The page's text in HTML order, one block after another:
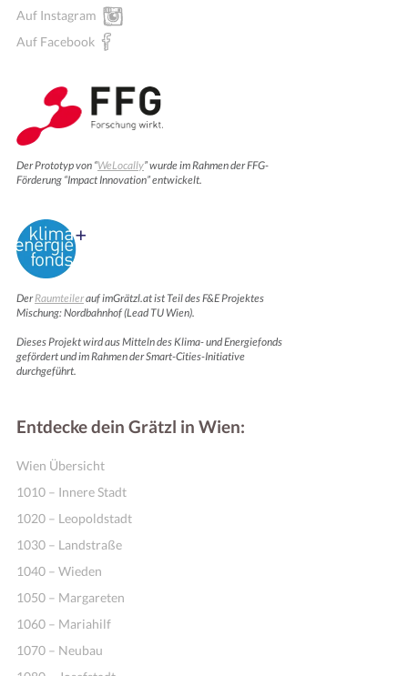
Auf Instagram
Auf Facebook
Der Prototyp von “WeLocally” wurde im Rahmen der FFG-
Förderung “Impact Innovation” entwickelt.
DerRaumteilerauf imGrätzl.at ist Teil des F&E Projektes
Mischung: Nordbahnhof (Lead TU Wien).
Dieses Projekt wird aus Mitteln des Klima- und Energiefonds
gefördert und im Rahmen der Smart-Cities-Initiative
durchgeführt.
Entdecke dein Grätzl in Wien:
Wien Übersicht
1010 – Innere Stadt
1020 – Leopoldstadt
1030 – Landstraße
1040 – Wieden
1050 – Margareten
1060 – Mariahilf
1070 – Neubau